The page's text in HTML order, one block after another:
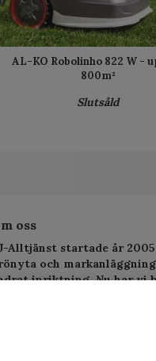
AL-KO Robolinho 822 W -
800m²
Slutsåld
oss
Alltjänst startade år
och
inriktning. Nu har vi